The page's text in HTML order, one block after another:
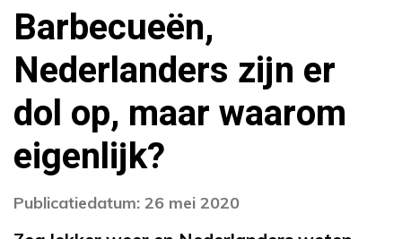
Barbecueën,
Nederlanders zijn er
dol op, maar waarom
eigenlijk?
Publicatiedatum: 26 mei 2020